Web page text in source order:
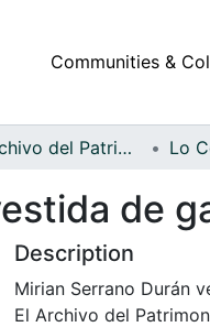
Communities &
Fondo Archivo del Patrimonio Fotográfico y Fílmico del Valle del Cauca Lo
de
Description
Mirian Serrano Durán
El Archivo del